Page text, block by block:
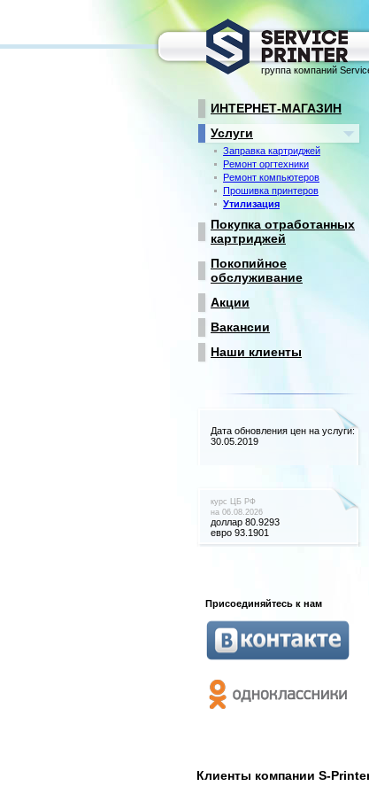
группа компаний
ИНТЕРНЕТ-МАГАЗИН
Услуги
Заправка картриджей
Ремонт оргтехники
Ремонт компьютеров
Прошивка принтеров
Утилизация
Покупка отработанных
картриджей
Покопийное
обслуживание
Акции
Вакансии
Наши клиенты
Дата обновления цен на услуги:
30.05.2019
курс ЦБ РФ
на 06.08.2026
доллар 80.9293
евро 93.1901
Присоединяйтесь к нам
Клиенты компании S-